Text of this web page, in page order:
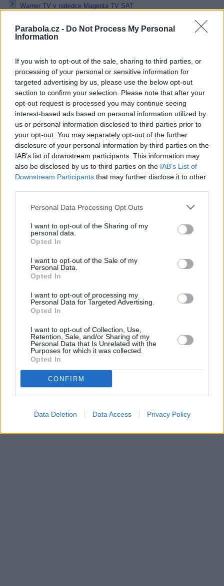
Parabola.cz - Do Not Process My Personal
Information
If you wish to opt-out of the sale, sharing to third parties, or
processing of your personal or sensitive information for
targeted advertising by us, please use the below opt-out
section to confirm your selection. Please note that after your
opt-out request is processed you may continue seeing
interest-based ads based on personal information utilized by
us or personal information disclosed to third parties prior to
your opt-out. You may separately opt-out of the further
disclosure of your personal information by third parties on the
IAB’s list of downstream participants. This information may
also be disclosed by us to third parties on the IAB’s List of
Downstream Participants that may further disclose it to other
Personal Data Processing Opt Outs
I want to opt-out of the Sharing of my
personal data.
Opted In
I want to opt-out of the Sale of my
Personal Data.
Opted In
I want to opt-out of processing my
Personal Data for Targeted Advertising.
Opted In
I want to opt-out of Collection, Use,
Retention, Sale, and/or Sharing of my
Personal Data that Is Unrelated with the
Purposes for which it was collected.
Opted In
CONFIRM
Data Deletion Data Access Privacy Policy
Warner TV v nabídce Magenta TV SAT
Přečtěte si také
CANAL+ v srpnu: Série F.B.I. či Zoey a její pozoruhodný playlist
Reklama
Pracovní nabídky
07.08.2026 -Bosch Powertrain s.r.o. Jihlava • linkový střídač • mzda
48.400 Kč • příspěvek na ubytování (Jihlava, okres Jihlava)
07.08.2026 - Bosch Powertrain s.r.o. Jihlava • obsluha CNC strojů •
48.400 Kč • náborový bonus 50.000 Kč • příspěvek na ubytování
okres Jihlava)
07.08.2026 -Specialista pro elektronická zařízení údržby (m/ž) (tř.
Klementa 869, Mladá Boleslav II)
Kč • náborový bonus 50.000 Kč • příspěvek na ubytování (Jihlava,
06.08.2026 -Bosch Powertrain s.r.o. • montážní dělník • mzda 44.700
... další nabídky zaměstnání
Vybrané články
Prima sport - co nabídne v prvním
vysílacím týdnu
Kdy a kde bude Prima sport k
Parabola.cz- web o satelitní, terestrické a kabelové televizi, ©
Bazény